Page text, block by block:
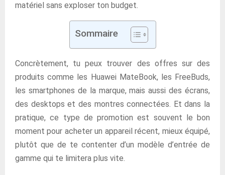
matériel sans exploser ton budget.
Sommaire
Concrètement, tu peux trouver des offres sur des
produits comme les Huawei MateBook, les FreeBuds,
les smartphones de la marque, mais aussi des écrans,
des desktops et des montres connectées. Et dans la
pratique, ce type de promotion est souvent le bon
moment pour acheter un appareil récent, mieux équipé,
plutôt que de te contenter d’un modèle d’entrée de
gamme qui te limitera plus vite.